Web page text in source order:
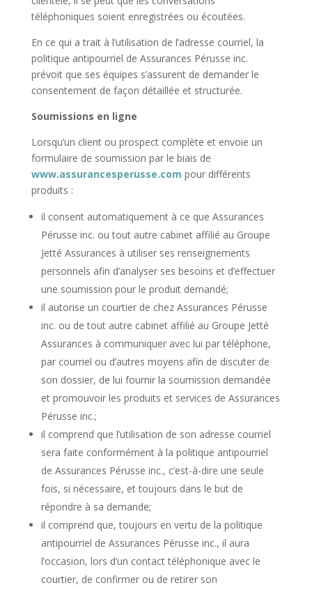
téléphoniques soient enregistrées ou écoutées.
En ce qui a trait à l’utilisation de l’adresse courriel, la
politique antipourriel de Assurances Pérusse inc.
prévoit que ses équipes s’assurent de demander le
consentement de façon détaillée et structurée.
Soumissions en ligne
Lorsqu’un client ou prospect complète et envoie un
formulaire de soumission par le biais de
www.assurancesperusse.com pour différents
produits :
il consent automatiquement à ce que Assurances
Pérusse inc. ou tout autre cabinet affilié au Groupe
Jetté Assurances à utiliser ses renseignements
personnels afin d’analyser ses besoins et d’effectuer
une soumission pour le produit demandé;
il autorise un courtier de chez Assurances Pérusse
inc. ou de tout autre cabinet affilié au Groupe Jetté
Assurances à communiquer avec lui par téléphone,
par courriel ou d’autres moyens afin de discuter de
son dossier, de lui fournir la soumission demandée
et promouvoir les produits et services de Assurances
Pérusse inc.;
il comprend que l’utilisation de son adresse courriel
sera faite conformément à la politique antipourriel
de Assurances Pérusse inc., c’est-à-dire une seule
fois, si nécessaire, et toujours dans le but de
répondre à sa demande;
il comprend que, toujours en vertu de la politique
antipourriel de Assurances Pérusse inc., il aura
l’occasion, lors d’un contact téléphonique avec le
courtier, de confirmer ou de retirer son